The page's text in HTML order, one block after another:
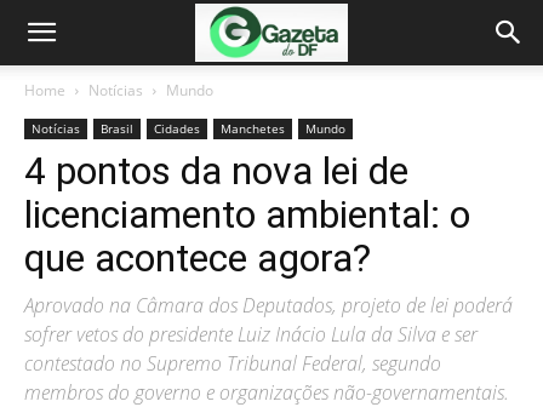
Home Notícias Mundo
Notícias Brasil Cidades Manchetes Mundo
4 pontos da nova lei de
licenciamento ambiental: o
que acontece agora?
Aprovado na Câmara dos Deputados, projeto de lei poderá
sofrer vetos do presidente Luiz Inácio Lula da Silva e ser
contestado no Supremo Tribunal Federal, segundo
membros do governo e organizações não-governamentais.